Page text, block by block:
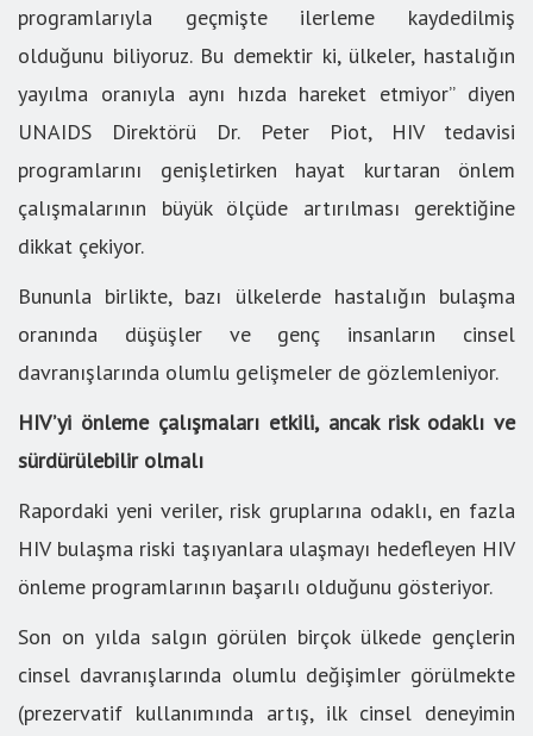
programlarıyla geçmişte ilerleme kaydedilmiş
olduğunu biliyoruz. Bu demektir ki, ülkeler, hastalığın
yayılma oranıyla aynı hızda hareket etmiyor” diyen
UNAIDS Direktörü Dr. Peter Piot, HIV tedavisi
programlarını genişletirken hayat kurtaran önlem
çalışmalarının büyük ölçüde artırılması gerektiğine
dikkat çekiyor.
Bununla birlikte, bazı ülkelerde hastalığın bulaşma
oranında düşüşler ve genç insanların cinsel
davranışlarında olumlu gelişmeler de gözlemleniyor.
HIV’yi önleme çalışmaları etkili, ancak risk odaklı ve
sürdürülebilir olmalı
Rapordaki yeni veriler, risk gruplarına odaklı, en fazla
HIV bulaşma riski taşıyanlara ulaşmayı hedefleyen HIV
önleme programlarının başarılı olduğunu gösteriyor.
Son on yılda salgın görülen birçok ülkede gençlerin
cinsel davranışlarında olumlu değişimler görülmekte
(prezervatif kullanımında artış, ilk cinsel deneyimin